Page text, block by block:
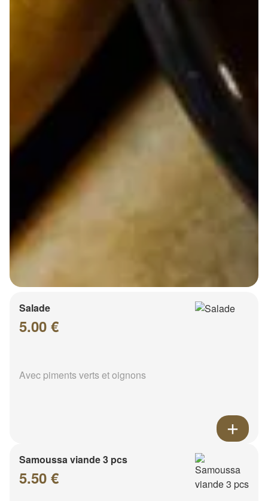
Salade
5.00 €
Avec piments verts et oignons
Samoussa viande 3 pcs
5.50 €